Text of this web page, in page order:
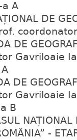
a A
DE
DE
Gavriloaie
DE
Gavriloaie
B
NAȚIONAL
-